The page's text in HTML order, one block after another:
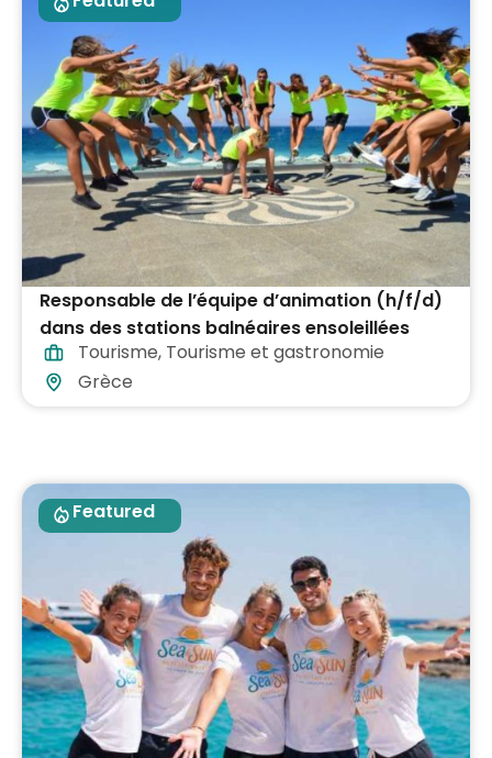
Responsable de l’équipe d’animation (h/f/d)
dans des stations balnéaires ensoleillées
partout en Grèce
Tourisme, Tourisme et gastronomie
Grèce
Featured